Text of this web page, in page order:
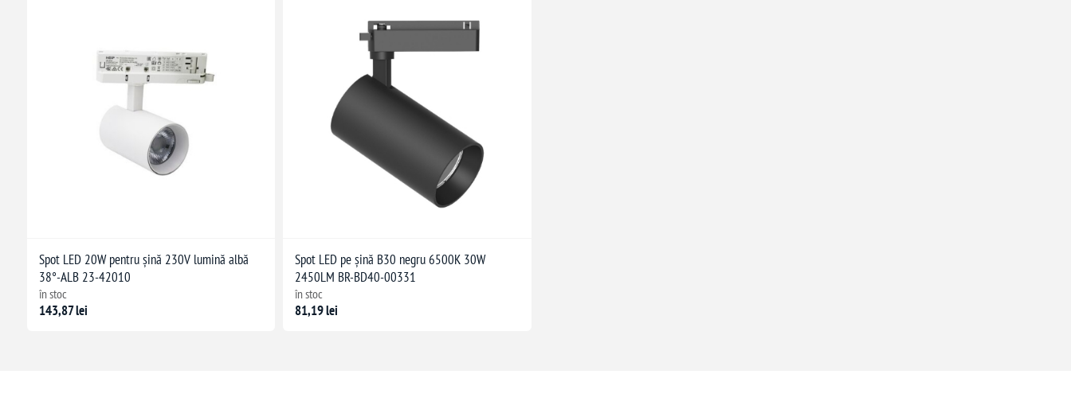
Spot LED 20W pentru șină 230V lumină albă
38°-ALB 23-42010
în stoc
143,87 lei
Spot LED pe șină B30 negru 6500K 30W
2450LM BR-BD40-00331
în stoc
81,19 lei